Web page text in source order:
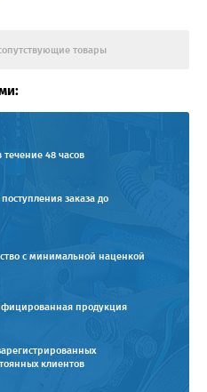
товары
48 часов
заказа до
с минимальной наценкой
продукция
клиентов